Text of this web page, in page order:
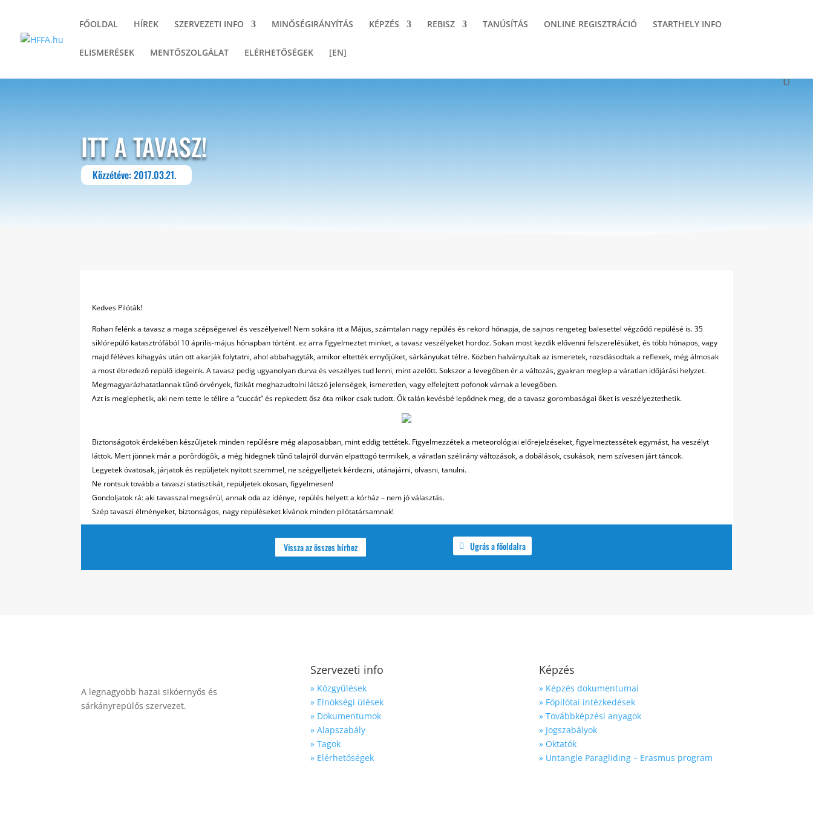
FŐOLDAL HÍREK SZERVEZETI INFO MINŐSÉGIRÁNYÍTÁS KÉPZÉS REBISZ TANÚSÍTÁS ONLINE REGISZTRÁCIÓ STARTHELY INFO
ELISMERÉSEK MENTŐSZOLGÁLAT ELÉRHETŐSÉGEK [EN]
ITT A TAVASZ!
Közzétéve: 2017.03.21.
Kedves Pilóták!
Rohan felénk a tavasz a maga szépségeivel és veszélyeivel! Nem sokára itt a Május, számtalan nagy repülés és rekord hónapja, de sajnos rengeteg balesettel végződő repülésé is. 35
siklórepülő katasztrófából 10 április-május hónapban történt. ez arra figyelmeztet minket, a tavasz veszélyeket hordoz. Sokan most kezdik elővenni felszerelésüket, és több hónapos, vagy
majd féléves kihagyás után ott akarják folytatni, ahol abbahagyták, amikor eltették ernyőjüket, sárkányukat télre. Közben halványultak az ismeretek, rozsdásodtak a reflexek, még álmosak
a most ébredező repülő idegeink. A tavasz pedig ugyanolyan durva és veszélyes tud lenni, mint azelőtt. Sokszor a levegőben ér a változás, gyakran meglep a váratlan időjárási helyzet.
Megmagyarázhatatlannak tűnő örvények, fizikát meghazudtolni látszó jelenségek, ismeretlen, vagy elfelejtett pofonok várnak a levegőben.
Azt is meglephetik, aki nem tette le télire a “cuccát” és repkedett ősz óta mikor csak tudott. Ők talán kevésbé lepődnek meg, de a tavasz gorombaságai őket is veszélyeztethetik.
Biztonságotok érdekében készüljetek minden repülésre még alaposabban, mint eddig tettétek. Figyelmezzétek a meteorológiai előrejelzéseket, figyelmeztessétek egymást, ha veszélyt
láttok. Mert jönnek már a porördögök, a még hidegnek tűnő talajról durván elpattogó termikek, a váratlan szélirány változások, a dobálások, csukások, nem szívesen járt táncok.
Legyetek óvatosak, járjatok és repüljetek nyitott szemmel, ne szégyelljetek kérdezni, utánajárni, olvasni, tanulni.
Ne rontsuk tovább a tavaszi statisztikát, repüljetek okosan, figyelmesen!
Gondoljatok rá: aki tavasszal megsérül, annak oda az idénye, repülés helyett a kórház – nem jó választás.
Szép tavaszi élményeket, biztonságos, nagy repüléseket kívánok minden pilótatársamnak!
Vissza az összes hírhez Ugrás a főoldalra
A legnagyobb hazai sikóernyős és
sárkányrepülős szervezet.
Szervezeti info
» Közgyűlések
» Elnökségi ülések
» Dokumentumok
» Alapszabály
» Tagok
» Elérhetőségek
Képzés
» Képzés dokumentumai
» Főpilótai intézkedések
» Továbbképzési anyagok
» Jogszabályok
» Oktatók
» Untangle Paragliding – Erasmus program